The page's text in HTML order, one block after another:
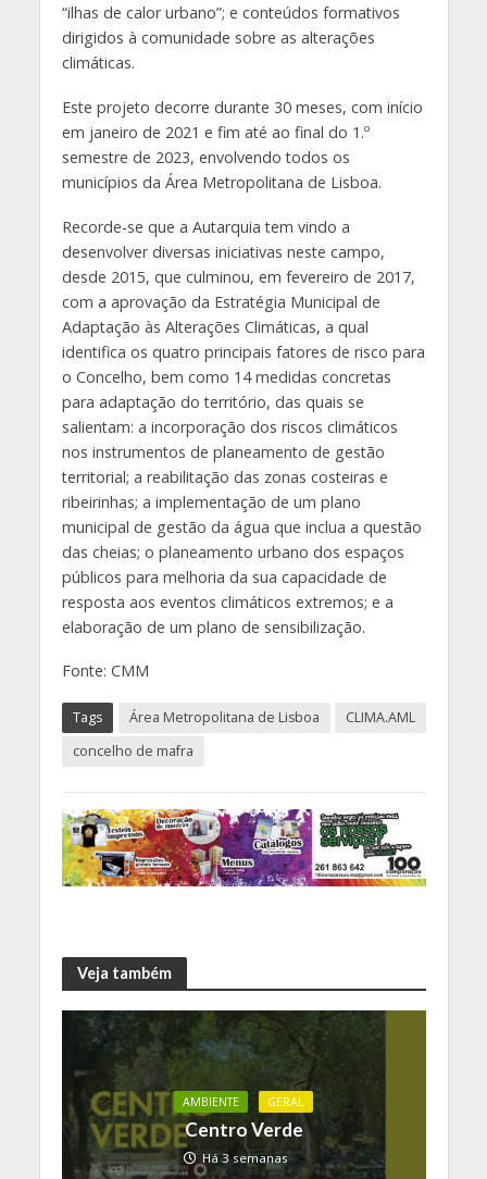
“ilhas de calor urbano”; e conteúdos formativos
dirigidos à comunidade sobre as alterações
climáticas.
Este projeto decorre durante 30 meses, com início
em janeiro de 2021 e fim até ao final do 1.º
semestre de 2023, envolvendo todos os
municípios da Área Metropolitana de Lisboa.
Recorde-se que a Autarquia tem vindo a
desenvolver diversas iniciativas neste campo,
desde 2015, que culminou, em fevereiro de 2017,
com a aprovação da Estratégia Municipal de
Adaptação às Alterações Climáticas, a qual
identifica os quatro principais fatores de risco para
o Concelho, bem como 14 medidas concretas
para adaptação do território, das quais se
salientam: a incorporação dos riscos climáticos
nos instrumentos de planeamento de gestão
territorial; a reabilitação das zonas costeiras e
ribeirinhas; a implementação de um plano
municipal de gestão da água que inclua a questão
das cheias; o planeamento urbano dos espaços
públicos para melhoria da sua capacidade de
resposta aos eventos climáticos extremos; e a
elaboração de um plano de sensibilização.
Fonte: CMM
Tags Área Metropolitana de Lisboa
CLIMA.AML
concelho de mafra
Veja também
AMBIENTE GERAL
Centro Verde
Há 3 semanas